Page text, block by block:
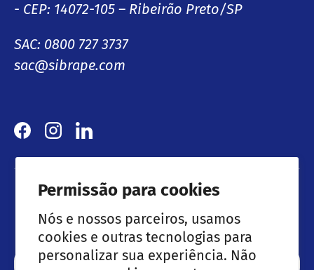
Permissão para cookies
Nós e nossos parceiros, usamos
cookies e outras tecnologias para
personalizar sua experiência. Não
- CEP: 14072-105 – Ribeirão Preto/SP
SAC: 0800 727 3737
sac@sibrape.com
Facebook
InstagramLinkedIn
Lançamentos & Ofertas especiais
Email